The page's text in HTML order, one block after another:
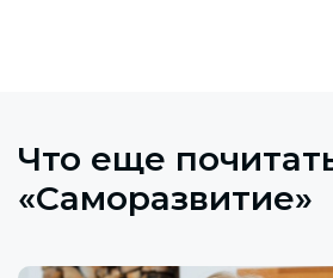
Что еще
«Саморазвитие»